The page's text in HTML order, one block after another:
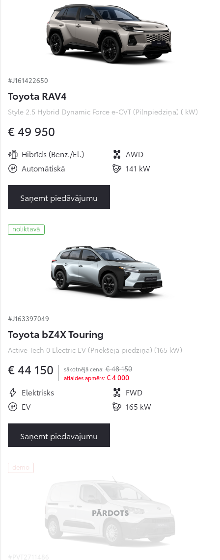
#J161422650
Toyota RAV4
Style 2.5 Hybrid Dynamic Force e-CVT (Pilnpiedziņa) ( kW)
€ 49 950
Hibrīds (Benz./El.)
AWD
Automātiskā
141 kW
Saņemt piedāvājumu
noliktavā
#J163397049
Toyota bZ4X Touring
Active Tech 0 Electric EV (Priekšējā piedziņa) (165 kW)
€ 44 150 sākotnējā cena: € 48 150
atlaides apmērs: € 4 000
Elektrisks
FWD
EV
165 kW
Saņemt piedāvājumu
demo
PĀRDOTS